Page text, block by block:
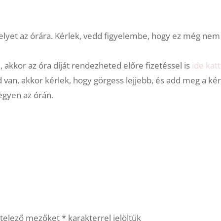
az órára. Kérlek, vedd figyelembe, hogy ez még
az óra díját rendezheted előre fizetéssel is ide
akkor kérlek, hogy görgess lejjebb, és add meg a
az órán.
mezőket* karakterrel jelöltük